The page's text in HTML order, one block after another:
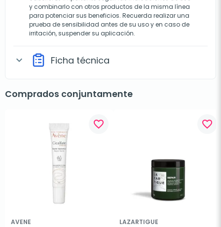
y combinarlo con otros productos de la misma línea
para potenciar sus beneficios. Recuerda realizar una
prueba de sensibilidad antes de su uso y en caso de
irritación, suspender su aplicación.
expand_more Ficha técnica
Comprados conjuntamente
favorite_border
AVENE
favorite_border
LAZARTIGUE